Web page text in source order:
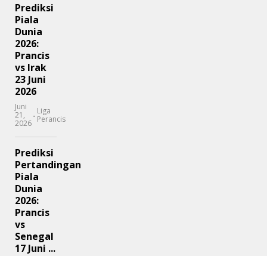
Prediksi
Piala
Dunia
2026:
Prancis
vs Irak
23 Juni
2026
Juni
21,
2026
- Liga
Perancis
Prediksi
Pertandingan
Piala
Dunia
2026:
Prancis
vs
Senegal
17 Juni ...